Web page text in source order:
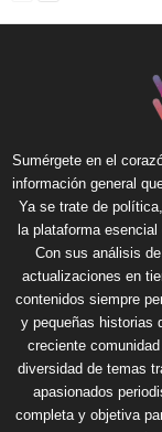
Sumérgete en el
información general
Ya se trate de
la plataforma
Con sus análisis
actualizaciones en
contenidos siempre
y pequeñas historias
creciente
diversidad de temas
apasionados
completa y objetiva